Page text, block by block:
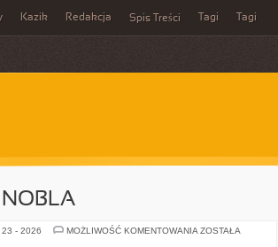
Kazik Redakcja Spis Treści Tagi Tagi
NOBLA
23 - 2026 MOŻLIWOŚĆ KOMENTOWANIA HISTORIA
ZOSTAŁA